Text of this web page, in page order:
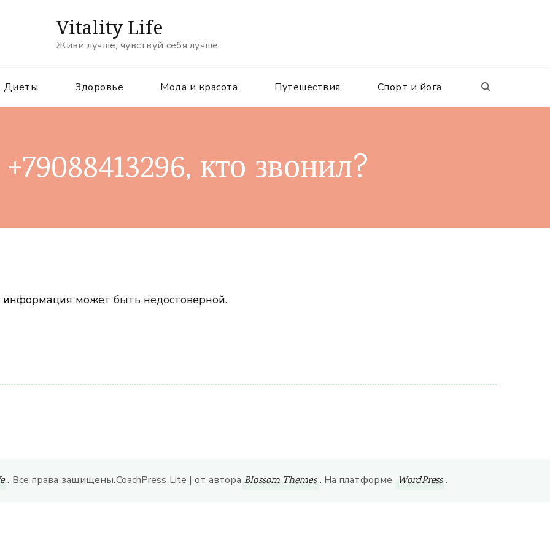
Vitality Life
Живи лучше, чувствуй себя лучше
Диеты Здоровье Мода и красота Путешествия Спорт и йога
кто звонил?
может быть недостоверной.
. Все права защищены.CoachPress Lite | от автора Blossom Themes . На платформе WordPress .